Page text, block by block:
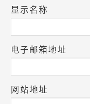
显示名称
电子邮箱地址
网站地址